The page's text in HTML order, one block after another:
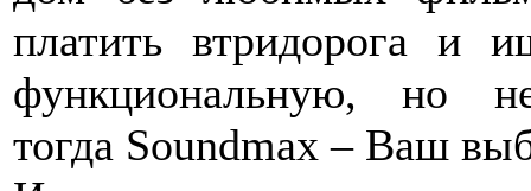
платить втридорога и
функциональную, но
тогда Soundmax – Ваш